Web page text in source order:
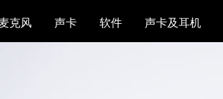
克风 声卡 软件 声卡及耳机